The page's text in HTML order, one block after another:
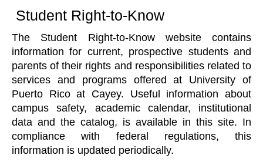
Student Right-to-Know
The Student Right-to-Know website contains
information for current, prospective students and
parents of their rights and responsibilities related to
services and programs offered at University of
Puerto Rico at Cayey. Useful information about
campus safety, academic calendar, institutional
data and the catalog, is available in this site. In
compliance with federal regulations, this
information is updated periodically.